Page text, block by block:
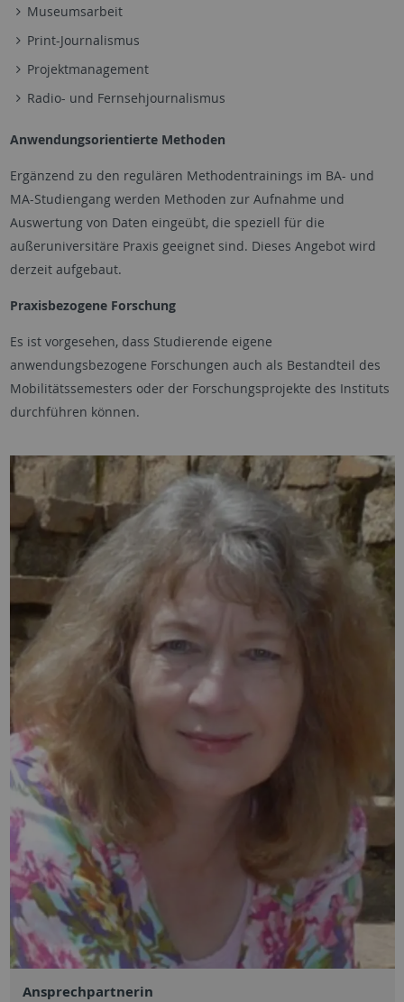
Museumsarbeit
Print-Journalismus
Projektmanagement
Radio- und Fernsehjournalismus
Anwendungsorientierte Methoden
Ergänzend zu den regulären Methodentrainings im BA- und
MA-Studiengang werden Methoden zur Aufnahme und
Auswertung von Daten eingeübt, die speziell für die
außeruniversitäre Praxis geeignet sind. Dieses Angebot wird
derzeit aufgebaut.
Praxisbezogene Forschung
Es ist vorgesehen, dass Studierende eigene
anwendungsbezogene Forschungen auch als Bestandteil des
Mobilitätssemesters oder der Forschungsprojekte des Instituts
durchführen können.
Ansprechpartnerin